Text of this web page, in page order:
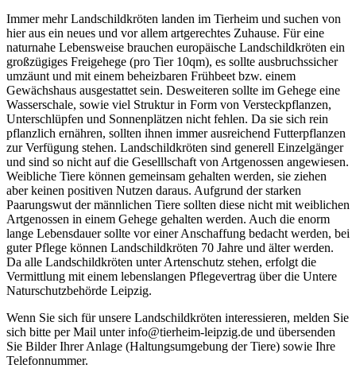
Immer mehr Landschildkröten landen im Tierheim und suchen von
hier aus ein neues und vor allem artgerechtes Zuhause. Für eine
naturnahe Lebensweise brauchen europäische Landschildkröten ein
großzügiges Freigehege (pro Tier 10qm), es sollte ausbruchssicher
umzäunt und mit einem beheizbaren Frühbeet bzw. einem
Gewächshaus ausgestattet sein. Desweiteren sollte im Gehege eine
Wasserschale, sowie viel Struktur in Form von Versteckpflanzen,
Unterschlüpfen und Sonnenplätzen nicht fehlen. Da sie sich rein
pflanzlich ernähren, sollten ihnen immer ausreichend Futterpflanzen
zur Verfügung stehen. Landschildkröten sind generell Einzelgänger
und sind so nicht auf die Geselllschaft von Artgenossen angewiesen.
Weibliche Tiere können gemeinsam gehalten werden, sie ziehen
aber keinen positiven Nutzen daraus. Aufgrund der starken
Paarungswut der männlichen Tiere sollten diese nicht mit weiblichen
Artgenossen in einem Gehege gehalten werden. Auch die enorm
lange Lebensdauer sollte vor einer Anschaffung bedacht werden, bei
guter Pflege können Landschildkröten 70 Jahre und älter werden.
Da alle Landschildkröten unter Artenschutz stehen, erfolgt die
Vermittlung mit einem lebenslangen Pflegevertrag über die Untere
Naturschutzbehörde Leipzig.
Wenn Sie sich für unsere Landschildkröten interessieren, melden Sie
sich bitte per Mail unter info@tierheim-leipzig.de und übersenden
Sie Bilder Ihrer Anlage (Haltungsumgebung der Tiere) sowie Ihre
Telefonnummer.